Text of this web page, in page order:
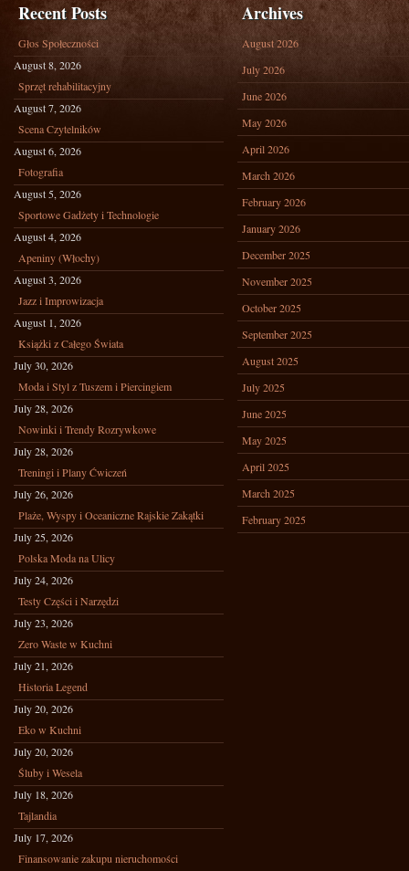
Recent Posts
Głos Społeczności
August 8, 2026
Sprzęt rehabilitacyjny
August 7, 2026
Scena Czytelników
August 6, 2026
Fotografia
August 5, 2026
Sportowe Gadżety i Technologie
August 4, 2026
Apeniny (Włochy)
August 3, 2026
Jazz i Improwizacja
August 1, 2026
Książki z Całego Świata
July 30, 2026
Moda i Styl z Tuszem i Piercingiem
July 28, 2026
Nowinki i Trendy Rozrywkowe
July 28, 2026
Treningi i Plany Ćwiczeń
July 26, 2026
Plaże, Wyspy i Oceaniczne Rajskie Zakątki
July 25, 2026
Polska Moda na Ulicy
July 24, 2026
Testy Części i Narzędzi
July 23, 2026
Zero Waste w Kuchni
July 21, 2026
Historia Legend
July 20, 2026
Eko w Kuchni
July 20, 2026
Śluby i Wesela
July 18, 2026
Tajlandia
July 17, 2026
Finansowanie zakupu nieruchomości
Archives
August 2026
July 2026
June 2026
May 2026
April 2026
March 2026
February 2026
January 2026
December 2025
November 2025
October 2025
September 2025
August 2025
July 2025
June 2025
May 2025
April 2025
March 2025
February 2025